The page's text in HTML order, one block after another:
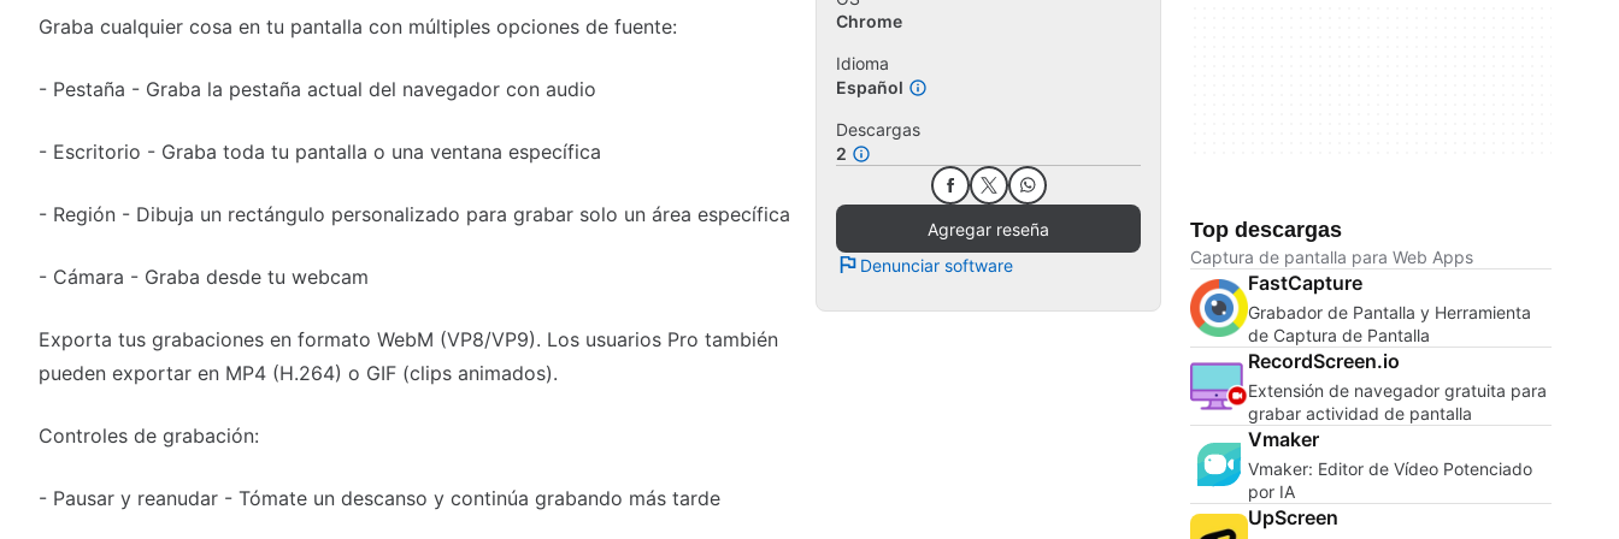
Graba cualquier cosa en tu pantalla con múltiples opciones de fuente:
- Pestaña - Graba la pestaña actual del navegador con audio
- Escritorio - Graba toda tu pantalla o una ventana específica
- Región - Dibuja un rectángulo personalizado para grabar solo un área específica
- Cámara - Graba desde tu webcam
Exporta tus grabaciones en formato WebM (VP8/VP9). Los usuarios Pro también
pueden exportar en MP4 (H.264) o GIF (clips animados).
Controles de grabación:
- Pausar y reanudar - Tómate un descanso y continúa grabando más tarde
Chrome
Idioma
Español
Descargas
2
Agregar reseña
Denunciar software
Top descargas
Captura de pantalla para Web Apps
FastCapture
Grabador de Pantalla y Herramienta
de Captura de Pantalla
RecordScreen.io
Extensión de navegador gratuita para
grabar actividad de pantalla
Vmaker
Vmaker: Editor de Vídeo Potenciado
por IA
UpScreen